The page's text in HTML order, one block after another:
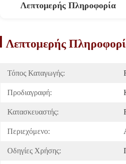
Λεπτομερής Πληροφορία
Λεπτομερής
Τόπος Καταγωγής:
Προδιαγραφή:
Κατασκευαστής:
Περιεχόμενο:
Οδηγίες Χρήσης: